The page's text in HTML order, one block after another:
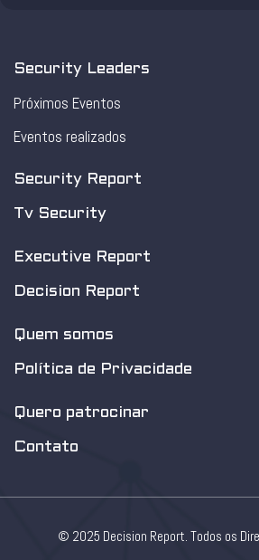
Security Leaders
Próximos Eventos
Eventos realizados
Security Report
Tv Security
Executive Report
Decision Report
Quem somos
Política de Privacidade
Quero patrocinar
Contato
© 2025 Decision Report. Todos os